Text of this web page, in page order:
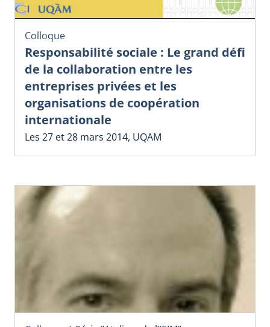
Colloque
Responsabilité sociale : Le grand défi
de la collaboration entre les
entreprises privées et les
organisations de coopération
internationale
Les 27 et 28 mars 2014, UQAM